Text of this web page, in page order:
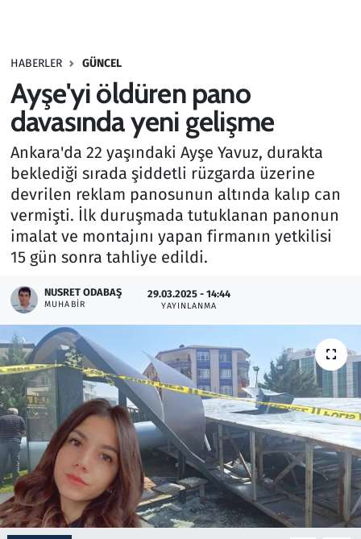
HABERLER GÜNCEL
Ayşe'yi öldüren pano
davasında yeni gelişme
Ankara'da 22 yaşındaki Ayşe Yavuz, durakta
beklediği sırada şiddetli rüzgarda üzerine
devrilen reklam panosunun altında kalıp can
vermişti. İlk duruşmada tutuklanan panonun
imalat ve montajını yapan firmanın yetkilisi
15 gün sonra tahliye edildi.
NUSRET ODABAŞ
MUHABIR
29.03.2025 - 14:44
YAYINLANMA
Haber
Kültür Sanat
Kurumsal Haberler
Lezzet Durağı
Memur ve Kamu
Ramazan
Resmi İlanlar
Rüya Tabirleri
Sağlık
Savunma Sanayi